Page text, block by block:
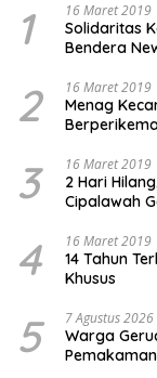
1 16 Maret 2019
Solidaritas
Bendera
2 16 Maret 2019
Menag
3 16 Maret 2019
2 Hari
Cipalawah
4 16 Maret 2019
14 Tahun
Khusus
5 7 Agustus 2026
Warga